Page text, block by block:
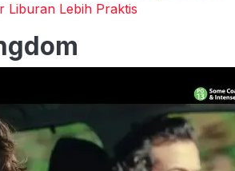
Liburan Lebih Praktis